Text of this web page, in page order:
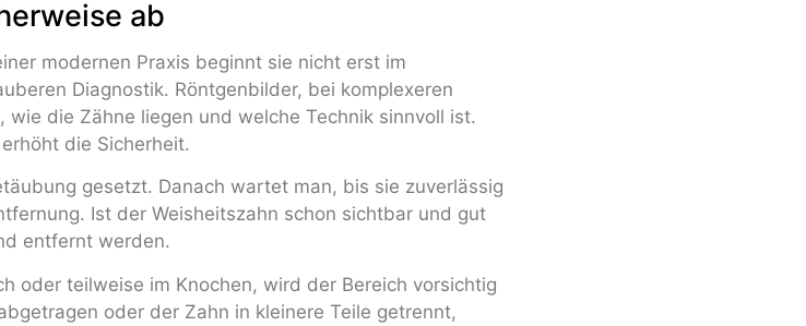
ab
modernen Praxis beginnt sie nicht erst im
Diagnostik. Röntgenbilder, bei komplexeren
wie die Zähne liegen und welche Technik sinnvoll ist.
die Sicherheit.
gesetzt. Danach wartet man, bis sie zuverlässig
Ist der Weisheitszahn schon sichtbar und gut
entfernt werden.
oder teilweise im Knochen, wird der Bereich vorsichtig
oder der Zahn in kleinere Teile getrennt,